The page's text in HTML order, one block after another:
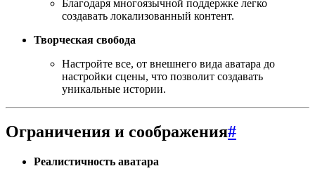
Благодаря многоязычной поддержке легко
создавать локализованный контент.
Творческая свобода
Настройте все, от внешнего вида аватара до
настройки сцены, что позволит создавать
уникальные истории.
Ограничения и соображения#
Реалистичность аватара